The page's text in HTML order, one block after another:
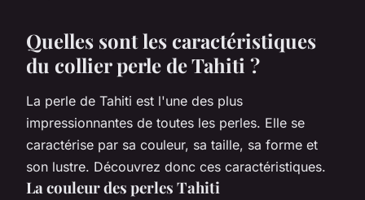
Quelles sont les caractéristiques
du collier perle de Tahiti ?
La perle de Tahiti est l'une des plus
impressionnantes de toutes les perles. Elle se
caractérise par sa couleur, sa taille, sa forme et
son lustre. Découvrez donc ces caractéristiques.
La couleur des perles Tahiti